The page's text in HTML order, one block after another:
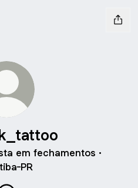
em fechamentos ·
PR